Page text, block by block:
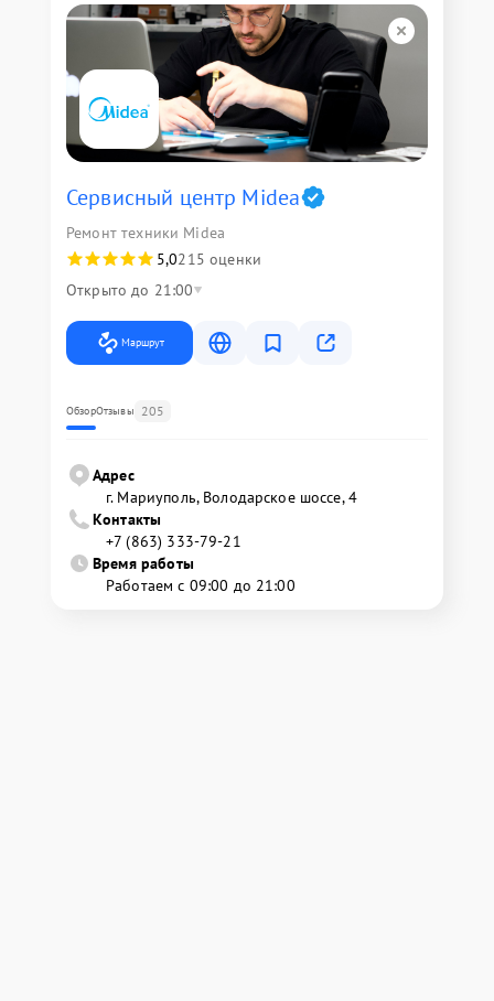
Сервисный центр Midea
Ремонт техники Midea
5,0215 оценки
Открыто до 21:00
Маршрут
ОбзорОтзывы 205
Адрес
г. Мариуполь, Володарское шоссе, 4
Контакты
+7 (863) 333-79-21
Время работы
Работаем с 09:00 до 21:00